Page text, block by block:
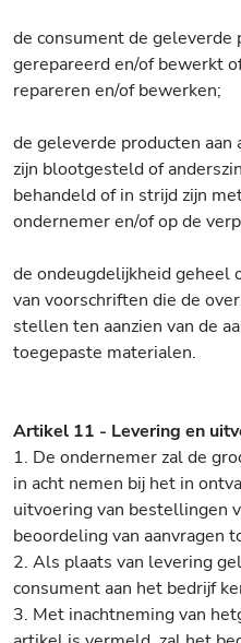
de consument de geleverde
gerepareerd en/of bewerkt
repareren en/of bewerken;
de geleverde producten
zijn blootgesteld of
behandeld of in strijd zijn
ondernemer en/of op de
de ondeugdelijkheid geheel
van voorschriften die de
stellen ten aanzien van de
toegepaste materialen.
Artikel 11 - Levering en
1. De ondernemer zal de
in acht nemen bij het in
uitvoering van bestellingen
beoordeling van aanvragen
2. Als plaats van levering
consument aan het bedrijf
3. Met inachtneming van